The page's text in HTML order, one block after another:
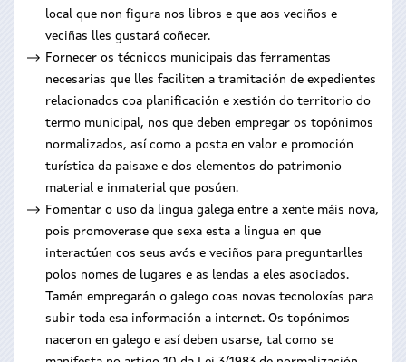
local que non figura nos libros e que aos veciños e
veciñas lles gustará coñecer.
Fornecer os técnicos municipais das ferramentas
necesarias que lles faciliten a tramitación de expedientes
relacionados coa planificación e xestión do territorio do
termo municipal, nos que deben empregar os topónimos
normalizados, así como a posta en valor e promoción
turística da paisaxe e dos elementos do patrimonio
material e inmaterial que posúen.
Fomentar o uso da lingua galega entre a xente máis nova,
pois promoverase que sexa esta a lingua en que
interactúen cos seus avós e veciños para preguntarlles
polos nomes de lugares e as lendas a eles asociados.
Tamén empregarán o galego coas novas tecnoloxías para
subir toda esa información a internet. Os topónimos
naceron en galego e así deben usarse, tal como se